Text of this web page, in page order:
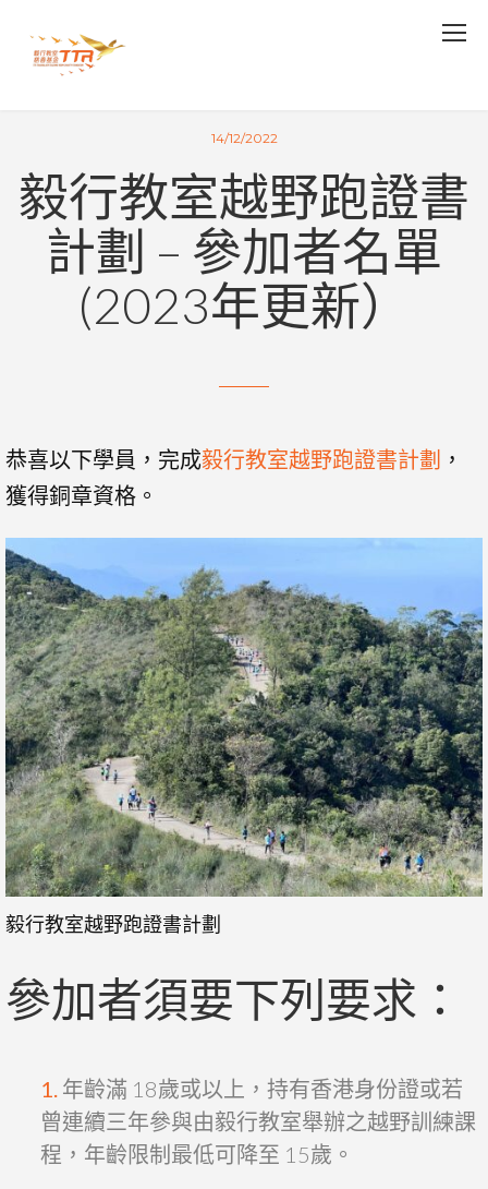
14/12/2022
毅行教室越野跑證書
計劃 – 參加者名單
(2023年更新）
恭喜以下學員，完成毅行教室越野跑證書計劃 ，
獲得銅章資格。
毅行教室越野跑證書計劃
參加者須要下列要求：
年齡滿 18歲或以上，持有香港身份證或若
曾連續三年參與由毅行教室舉辦之越野訓練課
程，年齡限制最低可降至 15歲。